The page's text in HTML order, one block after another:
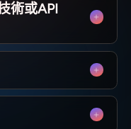
術或API
Lite 簡單易用，只
成影片並下載，
於短影片片段，
文、行銷宣傳或